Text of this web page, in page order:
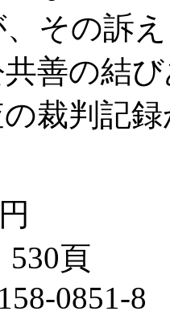
その訴
善の結
裁判記
頁
0851-